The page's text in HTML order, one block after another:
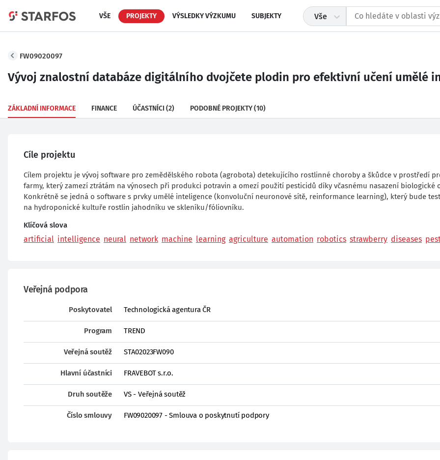
VŠE PROJEKTY VÝSLEDKY VÝZKUMU SUBJEKTY Vše
FW09020097
Vývoj znalostní databáze digitálního dvojčete plodin pro efektivní učení umělé
ZÁKLADNÍ INFORMACE FINANCE ÚČASTNÍCI (2) PODOBNÉ PROJEKTY(10)
Cíle projektu
Cílem projektu je vývoj software pro zemědělského robota (agrobota) detekujícího rostlinné choroby a škůdce v prostředí
farmy, který zamezí ztrátám na výnosech při produkci potravin a omezí použití pesticidů díky včasnému nasazení biologické
Konkrétně se jedná o software s prvky umělé inteligence (konvoluční neuronové sítě, reinformance learning), který bude
na hydroponické kultuře rostlin jahodníku ve skleníku/fóliovníku.
Klíčová slova
artificial intelligence neural network machine learning agriculture automation robotics strawberry diseases
Veřejná podpora
Poskytovatel Technologická agentura ČR
Program TREND
Veřejná soutěž STA02023FW090
Hlavní účastníci FRAVEBOT s.r.o.
Druh soutěže VS - Veřejná soutěž
Číslo smlouvy FW09020097 - Smlouva o poskytnutí podpory